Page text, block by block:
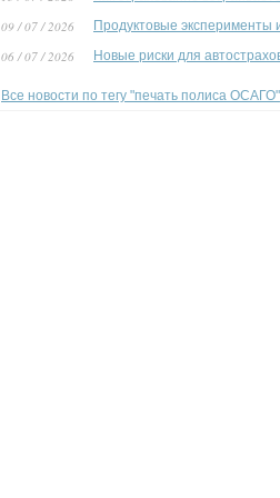
09 / 07 / 2026 Продуктовые эксперименты
06 / 07 / 2026 Новые риски для
Все новости по тегу "печать полиса ОСАГО"